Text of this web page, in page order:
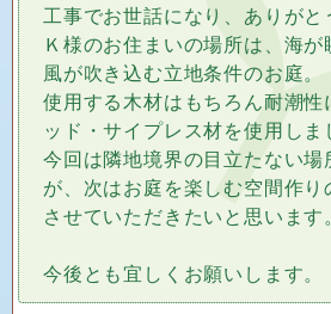
工事でお世話になり、ありがと
Ｋ様のお住まいの場所は、海
風が吹き込む立地条件のお庭。
使用する木材はもちろん耐潮性
ッド・サイプレス材を使用しま
今回は隣地境界の目立たない場
が、次はお庭を楽しむ空間作
させていただきたいと思います。
今後とも宜しくお願いします。